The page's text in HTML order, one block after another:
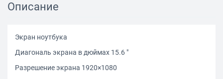
Описание
Экран ноутбука
Диагональ экрана в дюймах 15.6 "
Разрешение экрана 1920×1080